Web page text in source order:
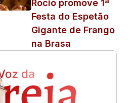
Rocio promove 1ª
Festa do Espetão
Gigante de Frango
na Brasa